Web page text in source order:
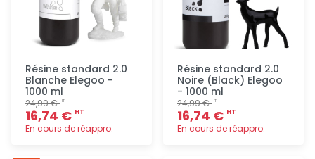
Résine standard 2.0
Blanche Elegoo -
1000 ml
24,99 €HT
16,74 € HT
En cours de réappro.
Résine standard 2.0
Noire (Black) Elegoo
- 1000 ml
24,99 €HT
16,74 € HT
En cours de réappro.